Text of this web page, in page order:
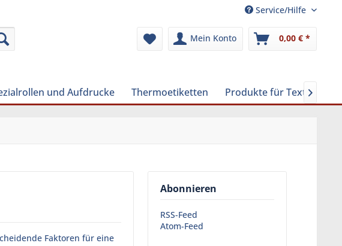
Service/Hilfe
Mein Konto 0,00 € *
und Aufdrucke Thermoetiketten Produkte für 
Abonnieren
RSS-Feed
Atom-Feed
Faktoren für eine